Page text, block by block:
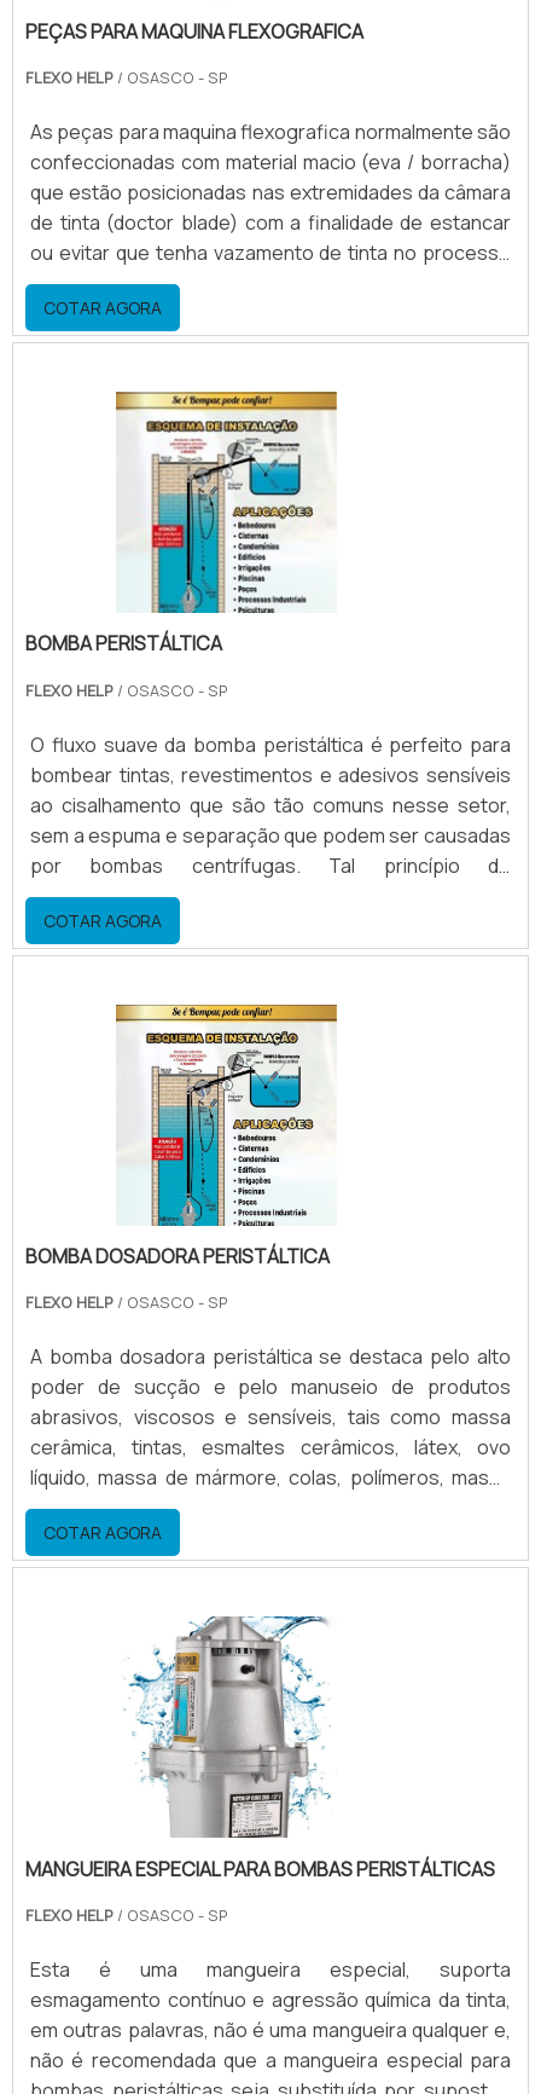
PEÇAS PARA MAQUINA FLEXOGRAFICA
FLEXO HELP / OSASCO - SP
As peças para maquina flexografica normalmente são
confeccionadas com material macio (eva / borracha)
que estão posicionadas nas extremidades da câmara
de tinta (doctor blade) com a finalidade de estancar
ou evitar que tenha vazamento de tinta no processo
de alimentação ou bombeamento da tinta para o
doctor blade.Outras peças que compõem a câmara
doctor blade Suporte traseiro; Engate rápido; Eixo de
vedação; Lâmina.Condições ideais das peças para
COTAR AGORA
BOMBA PERISTÁLTICA
FLEXO HELP / OSASCO - SP
O fluxo suave da bomba peristáltica é perfeito para
bombear tintas, revestimentos e adesivos sensíveis
ao cisalhamento que são tão comuns nesse setor,
sem a espuma e separação que podem ser causadas
por bombas centrífugas. Tal princípio de
bombeamento confere grande força de sucção,
vencendo resistências, eliminando risco de “slip” de
produto. Assim, as bombas peristálticas apresentam
equipamento Flexibilidade; Fácil acesso; Troca de
COTAR AGORA
BOMBA DOSADORA PERISTÁLTICA
FLEXO HELP / OSASCO - SP
A bomba dosadora peristáltica se destaca pelo alto
poder de sucção e pelo manuseio de produtos
abrasivos, viscosos e sensíveis, tais como massa
cerâmica, tintas, esmaltes cerâmicos, látex, ovo
líquido, massa de mármore, colas, polímeros, massa
de cal, detergentes, geléias, mel, sangue de animal,
molhos alimentícios, produtos alimentícios em geral,
entre diversos outros produtos. Vantagens do
tinta para a câmara Doctor Blade sob medida, evitando
COTAR AGORA
MANGUEIRA ESPECIAL PARA BOMBAS PERISTÁLTICAS
FLEXO HELP / OSASCO - SP
Esta é uma mangueira especial, suporta
esmagamento contínuo e agressão química da tinta,
em outras palavras, não é uma mangueira qualquer e,
não é recomendada que a mangueira especial para